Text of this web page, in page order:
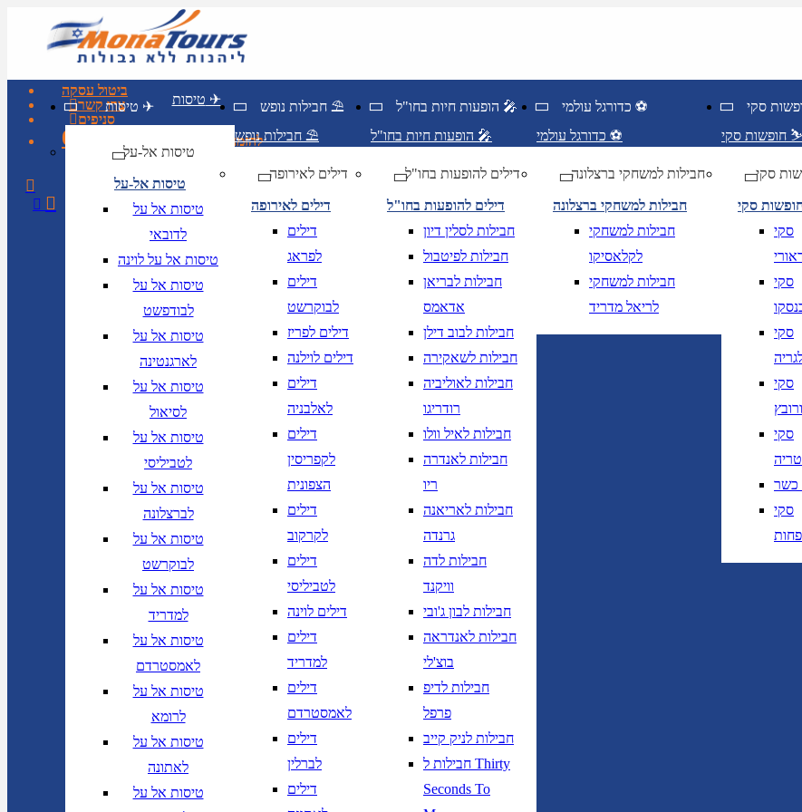
ביטול עסקה
צרו קשר
סניפים
להזמנות חייגו
03-6211455
טיסות ✈ טיסות ✈
טיסות אל-על
טיסות אל-על
טיסות אל על
לדובאי
טיסות אל על לוינה
טיסות אל על
לבודפשט
טיסות אל על
לארגנטינה
טיסות אל על
לסיאול
טיסות אל על
לטביליסי
טיסות אל על
לברצלונה
טיסות אל על
לבוקרשט
טיסות אל על
למדריד
טיסות אל על
לאמסטרדם
טיסות אל על
לרומא
טיסות אל על
לאתונה
טיסות אל על
חבילות נופש ⛱
חבילות נופש ⛱
דילים לאירופה
דילים לאירופה
דילים
לפראג
דילים
לבוקרשט
דילים לפריז
דילים לוילנה
דילים
לאלבניה
דילים
לקפריסין
הצפונית
דילים
לקרקוב
דילים
לטביליסי
דילים לוינה
דילים
למדריד
דילים
לאמסטרדם
דילים
לברלין
דילים
הופעות חיות בחו"ל 🎤
הופעות חיות בחו"ל 🎤
דילים להופעות בחו"ל
דילים להופעות בחו"ל
חבילות לסלין דיון
חבילות לפיטבול
חבילות לבריאן
אדאמס
חבילות לבוב דילן
חבילות לשאקירה
חבילות לאוליביה
רודריגו
חבילות לאיל וולו
חבילות לאנדרה
ריו
חבילות לאריאנה
גרנדה
חבילות לדה
וויקנד
חבילות לבון ג'ובי
חבילות לאנדראה
בוצ'לי
חבילות לדיפ
פרפל
חבילות לניק קייב
חבילות ל Thirty
Seconds To
כדורגל עולמי ⚽
כדורגל עולמי ⚽
חבילות למשחקי ברצלונה
חבילות למשחקי ברצלונה
חבילות למשחקי
לקלאסיקו
חבילות למשחקי
לריאל מדריד
חופשות סקי ⛷️
סקי
סקי
סקי
סקי
סקי
סקי
סקי
כשר
סקי